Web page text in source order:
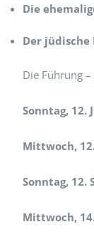
Die
Der jüdische
Die Führung –
Sonntag, 12.
Mittwoch,
Sonntag, 12.
Mittwoch,